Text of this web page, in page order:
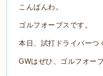
こんばんわ。
ゴルフオーブスです。
本日、試打ドライバーつ
GWはぜひ、ゴルフオー